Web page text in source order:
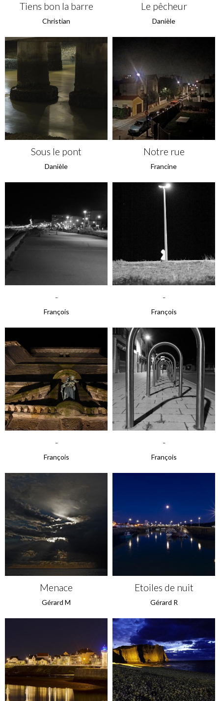
Tiens bon la barre
Christian
Le pêcheur
Danièle
Sous le pont
Danièle
Notre rue
Francine
-
François
-
François
-
François
-
François
Menace
Gérard M
Etoiles de nuit
Gérard R